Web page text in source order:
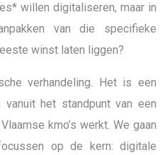
willen digitaliseren, maar in
van die specifieke
winst laten liggen?
verhandeling. Het is een
het standpunt van een
kmo’s werkt. We gaan
op de kern: digitale